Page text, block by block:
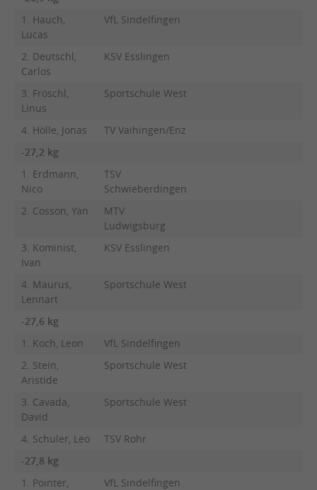
1. Hauch,
Lucas
VfL Sindelfingen
2. Deutschl,
Carlos
KSV Esslingen
3. Fröschl,
Linus
Sportschule West
4. Hölle, Jonas
TV Vaihingen/Enz
-27,2 kg
1. Erdmann,
Nico
TSV
Schwieberdingen
2. Cosson, Yan
MTV
Ludwigsburg
3. Kominist,
Ivan
KSV Esslingen
4. Maurus,
Lennart
Sportschule West
-27,6 kg
1. Koch, Leon
VfL Sindelfingen
2. Stein,
Aristide
Sportschule West
3. Cavada,
David
Sportschule West
4. Schuler, Leo
TSV Rohr
-27,8 kg
1. Pointer,
VfL Sindelfingen